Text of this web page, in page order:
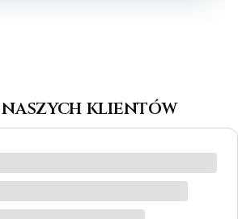
naszych klientów
na wszystkie pytania, biżuteria
Ceny bardzo korzystne, na